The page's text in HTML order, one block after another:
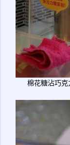
棉花糖沾巧克